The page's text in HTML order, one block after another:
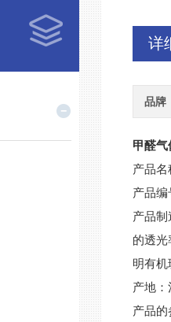
详
品牌
甲醛
产品
产品编
产品
的透
明有
产地：
产品